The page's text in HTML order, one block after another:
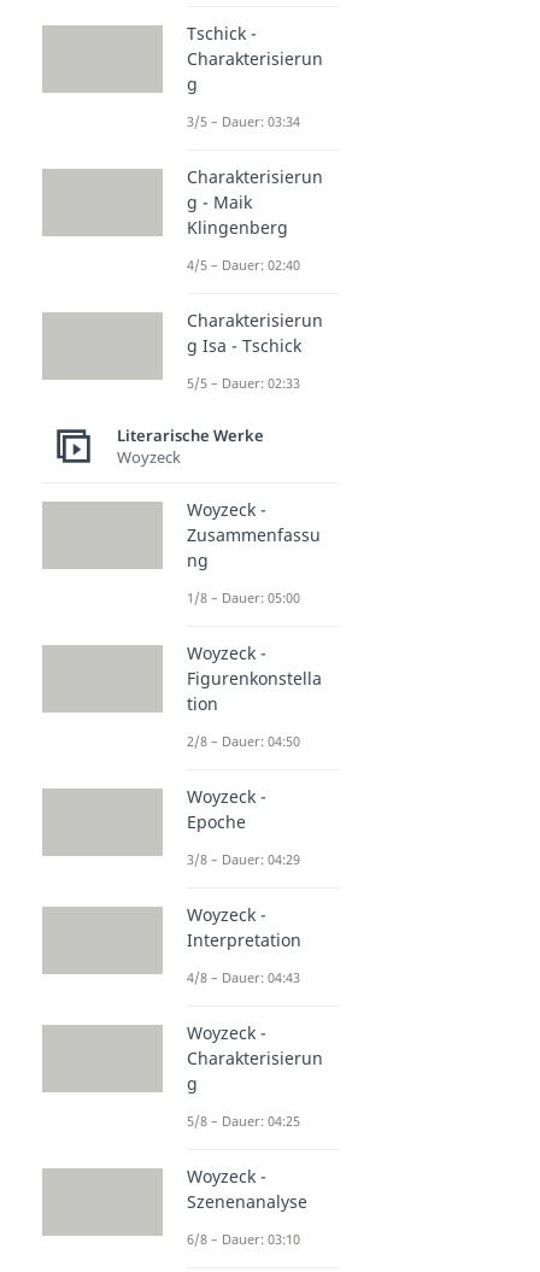
Tschick -
Charakterisierun
g
3/5 – Dauer: 03:34
Charakterisierun
g - Maik
Klingenberg
4/5 – Dauer: 02:40
Charakterisierun
g Isa - Tschick
5/5 – Dauer: 02:33
Literarische Werke
Woyzeck
Woyzeck -
Zusammenfassu
ng
1/8 – Dauer: 05:00
Woyzeck -
Figurenkonstella
tion
2/8 – Dauer: 04:50
Woyzeck -
Epoche
3/8 – Dauer: 04:29
Woyzeck -
Interpretation
4/8 – Dauer: 04:43
Woyzeck -
Charakterisierun
g
5/8 – Dauer: 04:25
Woyzeck -
Szenenanalyse
6/8 – Dauer: 03:10